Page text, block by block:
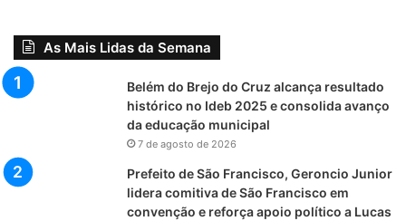
As Mais Lidas da Semana
Belém do Brejo do Cruz alcança resultado
histórico no Ideb 2025 e consolida avanço
da educação municipal
7 de agosto de 2026
Prefeito de São Francisco, Geroncio Junior
lidera comitiva de São Francisco em
convenção e reforça apoio político a Lucas